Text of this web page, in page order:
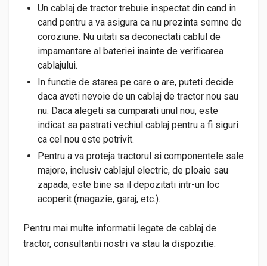
Un cablaj de tractor trebuie inspectat din cand in
cand pentru a va asigura ca nu prezinta semne de
coroziune. Nu uitati sa deconectati cablul de
impamantare al bateriei inainte de verificarea
cablajului.
In functie de starea pe care o are, puteti decide
daca aveti nevoie de un cablaj de tractor nou sau
nu. Daca alegeti sa cumparati unul nou, este
indicat sa pastrati vechiul cablaj pentru a fi siguri
ca cel nou este potrivit.
Pentru a va proteja tractorul si componentele sale
majore, inclusiv cablajul electric, de ploaie sau
zapada, este bine sa il depozitati intr-un loc
acoperit (magazie, garaj, etc.).
Pentru mai multe informatii legate de cablaj de
tractor, consultantii nostri va stau la dispozitie.